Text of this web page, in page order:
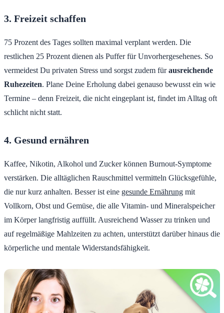
3. Freizeit schaffen
75 Prozent des Tages sollten maximal verplant werden. Die
restlichen 25 Prozent dienen als Puffer für Unvorhergesehenes. So
vermeidest Du privaten Stress und sorgst zudem fürausreichende
Ruhezeiten. Plane Deine Erholung dabei genauso bewusst ein wie
Termine – denn Freizeit, die nicht eingeplant ist, findet im Alltag oft
schlicht nicht statt.
4. Gesund ernähren
Kaffee, Nikotin, Alkohol und Zucker können Burnout-Symptome
verstärken. Die alltäglichen Rauschmittel vermitteln Glücksgefühle,
die nur kurz anhalten. Besser ist eine gesunde Ernährung mit
Vollkorn, Obst und Gemüse, die alle Vitamin- und Mineralspeicher
im Körper langfristig auffüllt. Ausreichend Wasser zu trinken und
auf regelmäßige Mahlzeiten zu achten, unterstützt darüber hinaus die
körperliche und mentale Widerstandsfähigkeit.